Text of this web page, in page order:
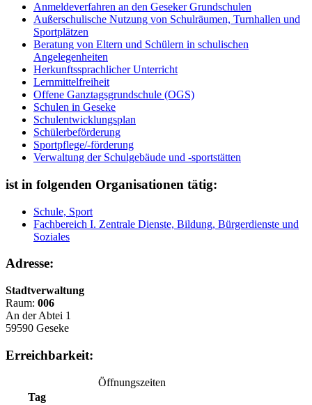
Anmeldeverfahren an den Geseker Grundschulen
Außerschulische Nutzung von Schulräumen, Turnhallen und
Sportplätzen
Beratung von Eltern und Schülern in schulischen
Angelegenheiten
Herkunftssprachlicher Unterricht
Lernmittelfreiheit
Offene Ganztagsgrundschule (OGS)
Schulen in Geseke
Schulentwicklungsplan
Schülerbeförderung
Sportpflege/-förderung
Verwaltung der Schulgebäude und -sportstätten
ist in folgenden Organisationen tätig:
Schule, Sport
Fachbereich I. Zentrale Dienste, Bildung, Bürgerdienste und
Soziales
Adresse:
Stadtverwaltung
Raum: 006
An der Abtei 1
59590 Geseke
Erreichbarkeit:
Öffnungszeiten
Tag